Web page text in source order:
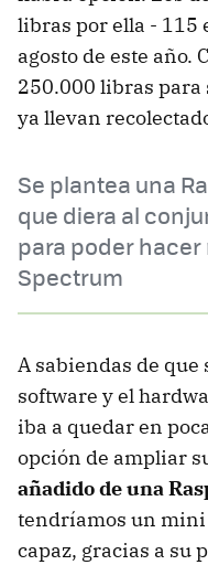
libras por ella - 115
agosto de este año.
250.000 libras para
ya llevan
Se plantea una
que diera al
para poder
Spectrum
A sabiendas de
software y el
iba a quedar en
opción de ampliar
añadido de una
tendríamos un mini
capaz, gracias a su